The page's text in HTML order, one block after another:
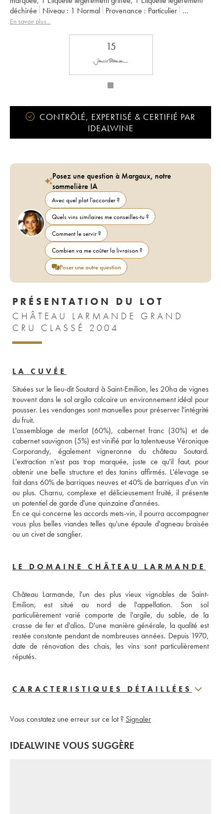
déchirée
Niveau : 1 Normal Provenance : particulier
TVA récupérable :
Groupe La Mondiale
En savoir plus...
15
CONTRÔLÉ, EXPERTISÉ & CERTIFIÉ PAR
IDEALWINE
Posez une question à Margaux, notre
sommelière IA
Avec quel plat l'accorder ?
Quels vins similaires me conseilles-tu ?
Comment le servir ?
Combien va me coûter la livraison ?
Poser une autre question
PRÉSENTATION DU LOT
CHÂTEAU LARMANDE GRAND
CRU CLASSÉ 2004
LA CUVÉE
Situées sur le lieu-dit Soutard à Saint-Emilion, les 20ha de vignes
trouvent dans le sol argilo calcaire un environnement idéal pour
pousser. Les vendanges sont manuelles pour préserver l'intégrité
du fruit.
L'assemblage de merlot (60%), cabernet franc (30%) et de
cabernet sauvignon (5%) est vinifié par la talentueuse Véronique
Corporandy, également vigneronne du château Soutard.
L'extraction n'est pas trop marquée, juste ce qu'il faut, pour
obtenir une belle structure et des tanins affirmés. L'élevage se
fait dans 60% de barriques neuves et 40% de barriques d'un vin
ou plus. Charnu, complexe et délicieusement fruité, il présente
un potentiel de garde d'une quinzaine d'années.
En ce qui concerne les accords mets-vin, il pourra accompagner
vous plus belles viandes telles qu'une épaule d'agneau braisée
LE DOMAINE CHÂTEAU LARMANDE
Château Larmande, l'un des plus vieux vignobles de Saint-
Emilion, est situé au nord de l'appellation. Son sol
particulièrement varié comporte de l'argile, du sable, de la
crasse de fer et d'alios. D'une manière générale, la qualité est
restée constante pendant de nombreuses années. Depuis 1970,
date de rénovation des chais, les vins sont particulièrement
réputés.
CARACTERISTIQUES DÉTAILLÉES
Vous constatez une erreur sur ce lot ? Signaler
IDEALWINE VOUS SUGGÈRE